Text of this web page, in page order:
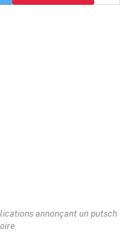
annonçant un putsch